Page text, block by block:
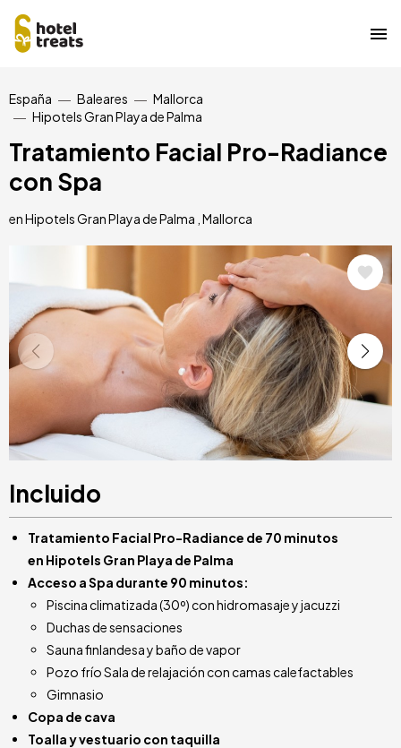
al
contenido
principal
España Baleares
Mallorca
Hipotels Gran Playa de Palma
Tratamiento Facial Pro-Radiance
con Spa
en Hipotels Gran Playa de Palma , Mallorca
Image
Incluido
Tratamiento Facial Pro-Radiance de 70 minutos
en Hipotels Gran Playa de Palma
Acceso a Spa durante 90 minutos:
Piscina climatizada (30º) con hidromasaje y jacuzzi
Duchas de sensaciones
Sauna finlandesa y baño de vapor
Pozo frío Sala de relajación con camas calefactables
Gimnasio
Copa de cava
Toalla y vestuario con taquilla